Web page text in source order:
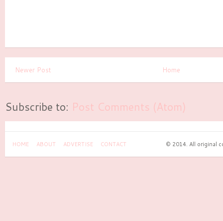
Newer Post Home
Subscribe to: Post Comments (Atom)
HOME ABOUT ADVERTISE CONTACT © 2014. All original